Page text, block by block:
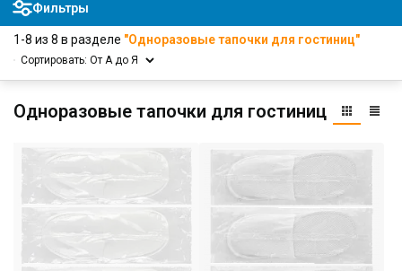
Фильтры
1-8 из 8 в разделе "Одноразовые тапочки для гостиниц"
Сортировать: От А до Я
Одноразовые тапочки для гостиниц